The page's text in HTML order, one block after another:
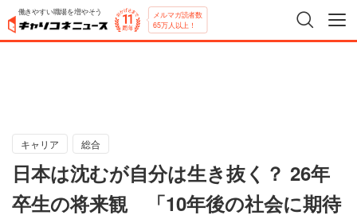
働きやすい職場を増やそう メルマガ読者数
65万人以上！
キャリア 総合
日本は沈むが自分は生き抜く？ 26年
卒生の将来観 「10年後の社会に期待